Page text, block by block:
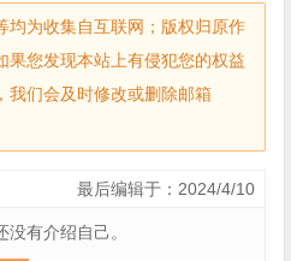
均为收集自互联网；版权归原作
果您发现本站上有侵犯您的权益
我们会及时修改或删除邮箱
最后编辑于：2024/4/10
有介绍自己。